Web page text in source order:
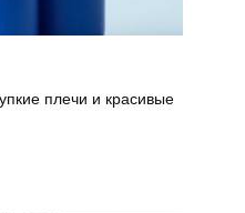
плечи и красивые